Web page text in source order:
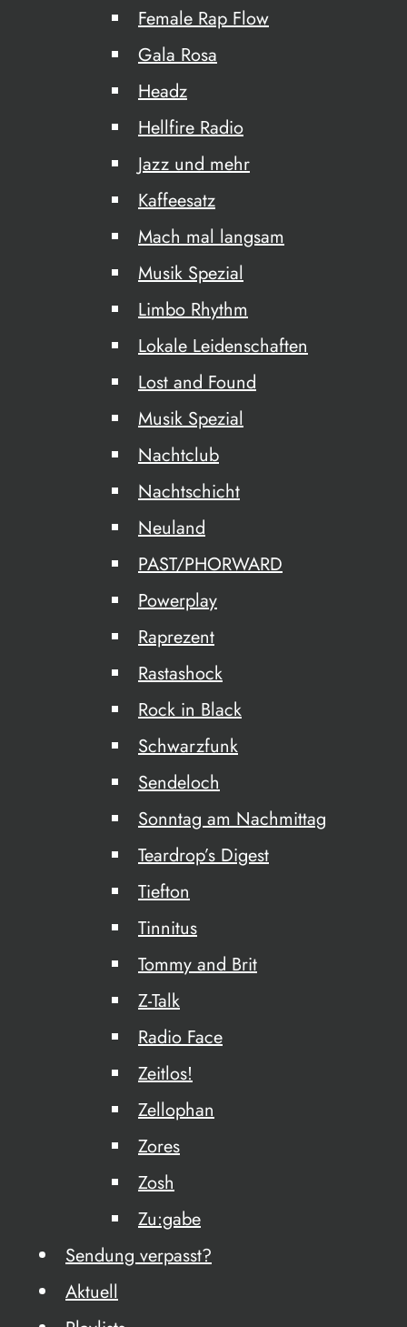
Female Rap Flow
Gala Rosa
Headz
Hellfire Radio
Jazz und mehr
Kaffeesatz
Mach mal langsam
Musik Spezial
Limbo Rhythm
Lokale Leidenschaften
Lost and Found
Musik Spezial
Nachtclub
Nachtschicht
Neuland
PAST/PHORWARD
Powerplay
Raprezent
Rastashock
Rock in Black
Schwarzfunk
Sendeloch
Sonntag am Nachmittag
Teardrop’s Digest
Tiefton
Tinnitus
Tommy and Brit
Z-Talk
Radio Face
Zeitlos!
Zellophan
Zores
Zosh
Zu:gabe
Sendung verpasst?
Aktuell